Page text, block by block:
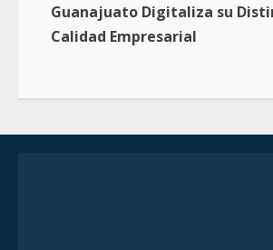
Guanajuato Digitaliza su
Calidad Empresarial